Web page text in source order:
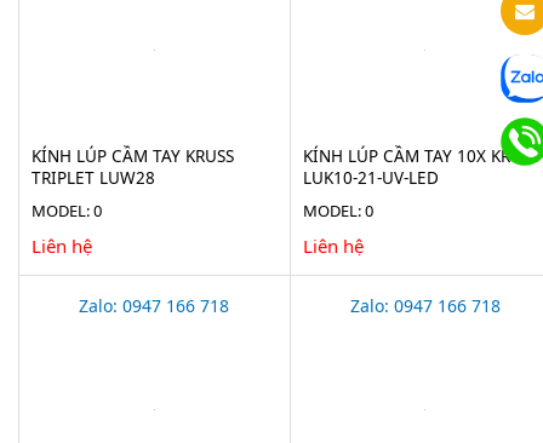
KÍNH LÚP CẦM TAY KRUSS
TRIPLET LUW28
MODEL: 0
Liên hệ
KÍNH LÚP CẦM TAY 10X KRUSS
LUK10-21-UV-LED
MODEL: 0
Liên hệ
Zalo: 0947 166 718 Zalo: 0947 166 718